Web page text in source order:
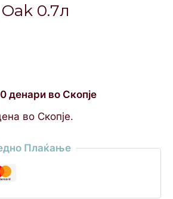
0.7л
денари во Скопје
во Скопје.
Плаќање